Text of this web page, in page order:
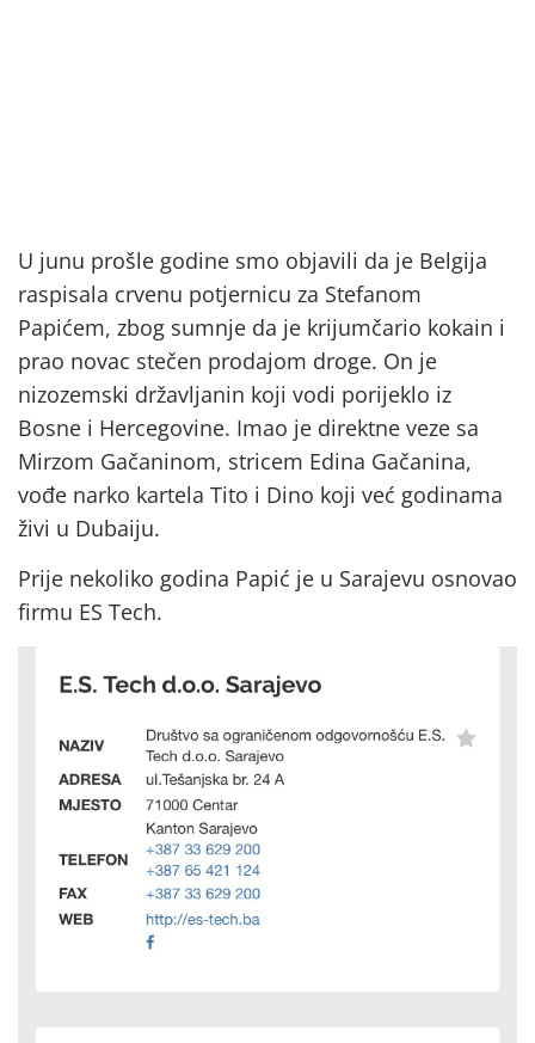
U junu prošle godine smo objavili da je Belgija
raspisala crvenu potjernicu za Stefanom
Papićem, zbog sumnje da je krijumčario kokain i
prao novac stečen prodajom droge. On je
nizozemski državljanin koji vodi porijeklo iz
Bosne i Hercegovine. Imao je direktne veze sa
Mirzom Gačaninom, stricem Edina Gačanina,
vođe narko kartela Tito i Dino koji već godinama
živi u Dubaiju.
Prije nekoliko godina Papić je u Sarajevu osnovao
firmu ES Tech.